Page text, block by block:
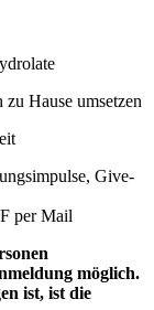
Hause umsetzen
Give-
per Mail
möglich.
ist, ist die